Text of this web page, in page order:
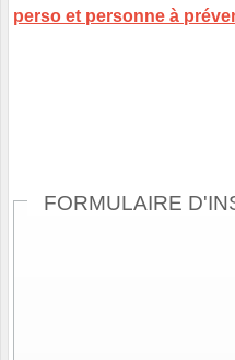
perso et personne à
FORMULAIRE